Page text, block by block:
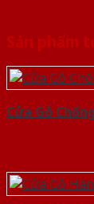
Sản phẩm
Cửa Gỗ